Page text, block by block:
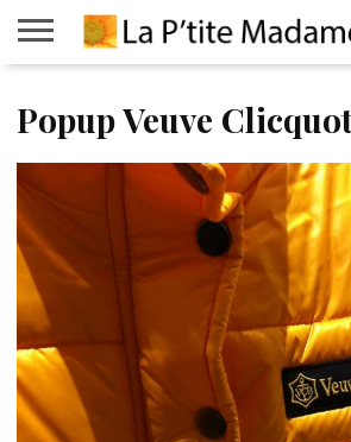
DE
VIVRE
PROPOS
Popup Veuve